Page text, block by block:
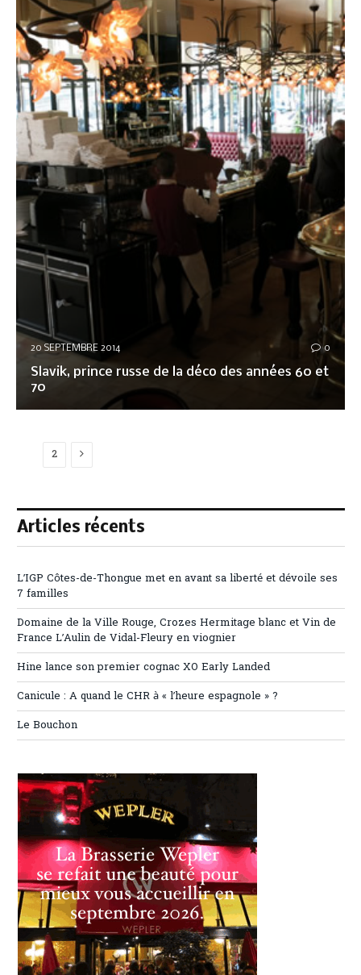
20 SEPTEMBRE 2014 0
Slavik, prince russe de la déco des années 60 et
70
2 Next
Articles récents
L’IGP Côtes-de-Thongue met en avant sa liberté et dévoile ses
7 familles
Domaine de la Ville Rouge, Crozes Hermitage blanc et Vin de
France L’Aulin de Vidal-Fleury en viognier
Hine lance son premier cognac XO Early Landed
Canicule : A quand le CHR à « l’heure espagnole » ?
Le Bouchon